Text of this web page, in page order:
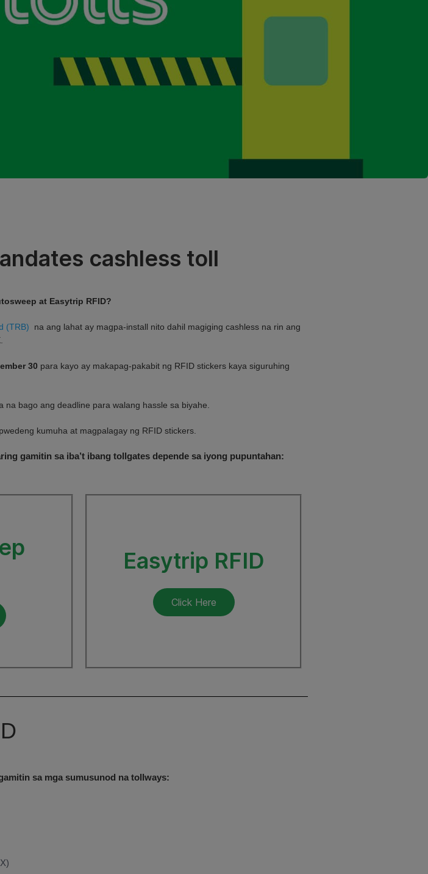
cashless toll
at Easytrip RFID?
(TRB) na ang lahat ay magpa-install nito dahil magiging cashless na rin ang
30 para kayo ay makapag-pakabit ng RFID stickers kaya siguruhing
na bago ang deadline para walang hassle sa biyahe.
kumuha at magpalagay ng RFID stickers.
gamitin sa iba’t ibang tollgates depende sa iyong pupuntahan:
Easytrip RFID
Click Here
sa mga sumusunod na tollways: